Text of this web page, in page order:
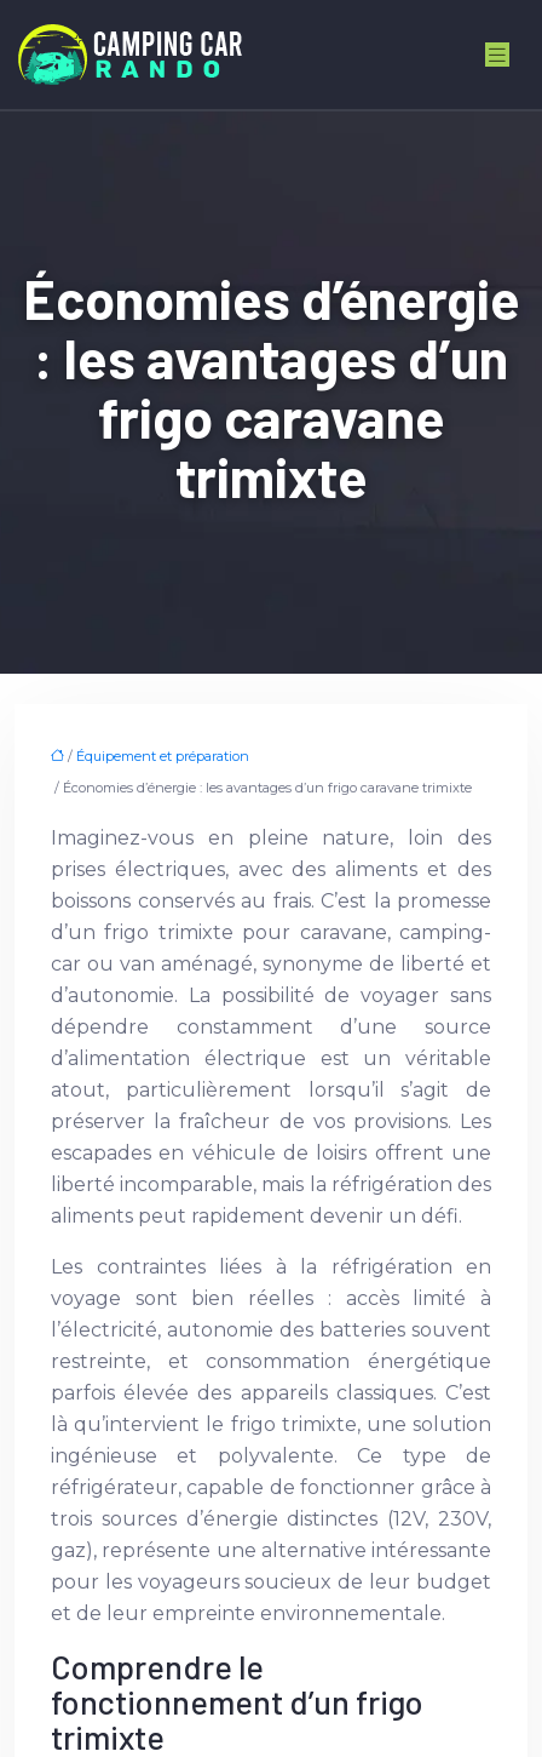
Économies d’énergie
: les avantages d’un
frigo caravane
trimixte
/ Équipement et préparation
/ Économies d’énergie : les avantages d’un frigo caravane trimixte
Imaginez-vous en pleine nature, loin des
prises électriques, avec des aliments et des
boissons conservés au frais. C’est la promesse
d’un frigo trimixte pour caravane, camping-
car ou van aménagé, synonyme de liberté et
d’autonomie. La possibilité de voyager sans
dépendre constamment d’une source
d’alimentation électrique est un véritable
atout, particulièrement lorsqu’il s’agit de
préserver la fraîcheur de vos provisions. Les
escapades en véhicule de loisirs offrent une
liberté incomparable, mais la réfrigération des
aliments peut rapidement devenir un défi.
Les contraintes liées à la réfrigération en
voyage sont bien réelles : accès limité à
l’électricité, autonomie des batteries souvent
restreinte, et consommation énergétique
parfois élevée des appareils classiques. C’est
là qu’intervient le frigo trimixte, une solution
ingénieuse et polyvalente. Ce type de
réfrigérateur, capable de fonctionner grâce à
trois sources d’énergie distinctes (12V, 230V,
gaz), représente une alternative intéressante
pour les voyageurs soucieux de leur budget
et de leur empreinte environnementale.
Comprendre le
fonctionnement d’un frigo
trimixte